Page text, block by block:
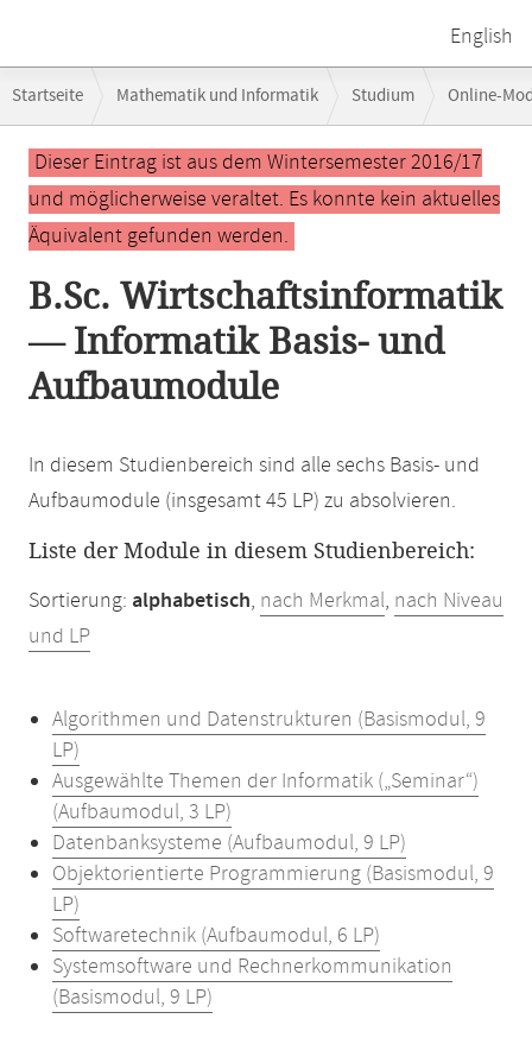
English
Navigation
Startseite Mathematik und Informatik Studium Online-
Hauptinhalt
Dieser Eintrag ist aus dem Wintersemester 2016/17
und möglicherweise veraltet. Es konnte kein aktuelles
Äquivalent gefunden werden.
B.Sc. Wirtschaftsinformatik
— Informatik Basis- und
Aufbaumodule
In diesem Studienbereich sind alle sechs Basis- und
Aufbaumodule (insgesamt 45 LP) zu absolvieren.
Liste der Module in diesem Studienbereich:
Sortierung: alphabetisch, nach Merkmal, nach Niveau
und LP
Algorithmen und Datenstrukturen (Basismodul, 9
LP)
Ausgewählte Themen der Informatik („Seminar“)
(Aufbaumodul, 3 LP)
Datenbanksysteme (Aufbaumodul, 9 LP)
Objektorientierte Programmierung (Basismodul, 9
LP)
Softwaretechnik (Aufbaumodul, 6 LP)
Systemsoftware und Rechnerkommunikation
(Basismodul, 9 LP)